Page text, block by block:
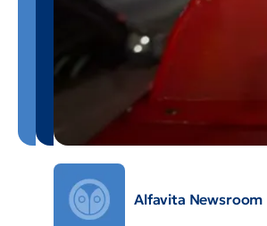
Alfavita Newsroom